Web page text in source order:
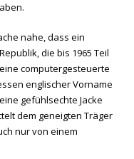
nahe, dass ein
die bis 1965 Teil
computergesteuerte
englischer Vorname
gefühlsechte Jacke
dem geneigten Träger
nur von einem